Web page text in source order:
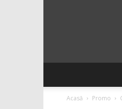
Acasă Promo